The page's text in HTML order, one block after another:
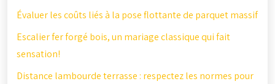
Évaluer les coûts liés à la pose flottante de parquet massif
Escalier fer forgé bois, un mariage classique qui fait
sensation!
Distance lambourde terrasse : respectez les normes pour